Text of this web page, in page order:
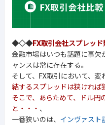
◆◇◆FX取引会社スプレッ
金融市場はいつも話題に事欠
ャンスは常に存在する。
そして、FX取引において、
結するスプレッドは狭ければ
そこで、あらためて、ドル円
と・・・ 、
一番狭いのは、 インヴァスト